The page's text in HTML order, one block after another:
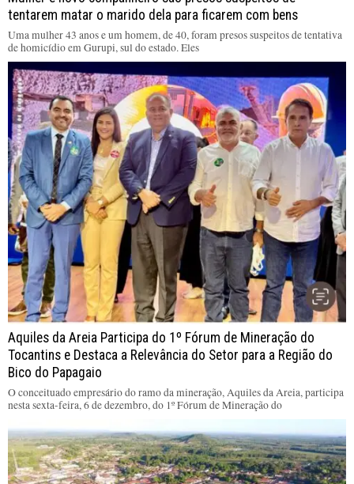
tentarem matar o marido dela para ficarem com bens
Uma mulher 43 anos e um homem, de 40, foram presos suspeitos de tentativa
de homicídio em Gurupi, sul do estado. Eles
Aquiles da Areia Participa do 1º Fórum de Mineração do
Tocantins e Destaca a Relevância do Setor para a Região do
Bico do Papagaio
O conceituado empresário do ramo da mineração, Aquiles da Areia, participa
nesta sexta-feira, 6 de dezembro, do 1º Fórum de Mineração do